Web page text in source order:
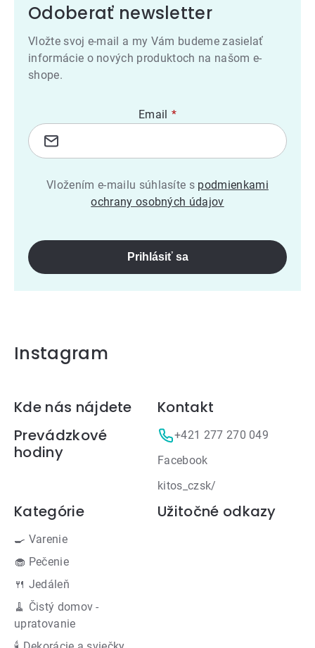
Odoberať newsletter
Vložte svoj e-mail a my Vám budeme zasielať
informácie o nových produktoch na našom e-
shope.
Email
Vložením e-mailu súhlasíte s podmienkami
ochrany osobných údajov
Prihlásiť sa
Instagram
Zápätie
Kde nás nájdete
Prevádzkové
hodiny
Kontakt
+421 277 270 049
Facebook
kitos_czsk/
Kategórie
🍳 Varenie
🧁 Pečenie
🍴 Jedáleň
🧹 Čistý domov -
upratovanie
Užitočné odkazy